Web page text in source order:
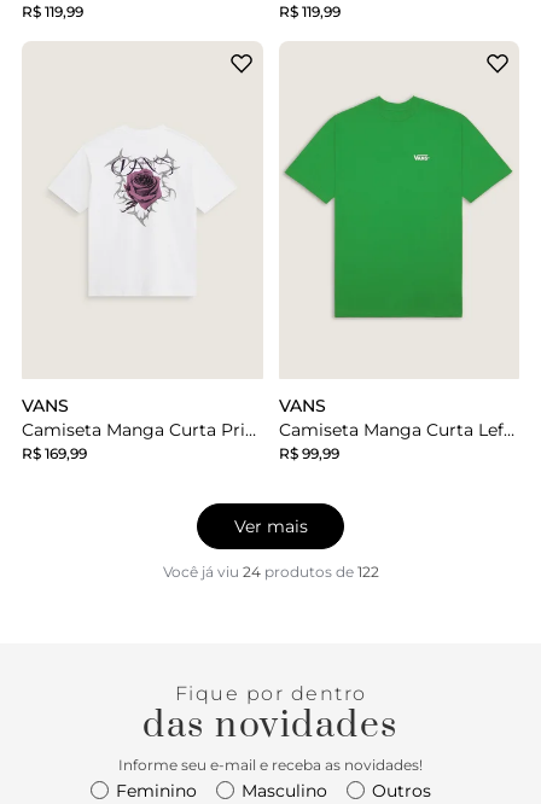
R$ 119,99 R$ 119,99
VANS
Camiseta Manga Curta Prickles White
R$ 169,99
VANS
Camiseta Manga Curta Left Chest Vivid Verdant
R$ 99,99
Ver mais
Você já viu 24 produtosde 122
Fique por dentro
das novidades
Informe seu e-mail e receba as novidades!
Feminino Masculino Outros